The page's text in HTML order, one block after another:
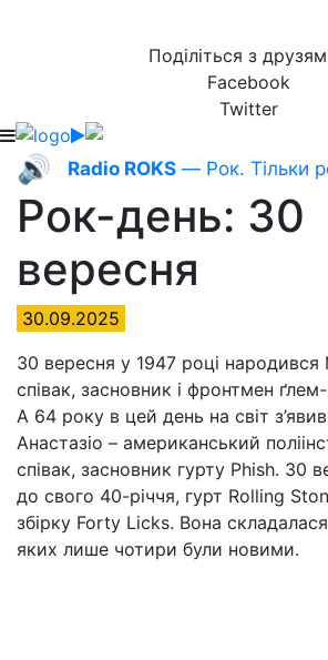
Поділіться з
Facebook
Twitter
🔊 Radio ROKS — Рок. Тільки
Рок-день: 30
вересня
30.09.2025
30 вересня у 1947 році
співак, засновник і фронтмен
А 64 року в цей день на світ
Анастазіо – американський
співак, засновник гурту Phish. 30
до свого 40-річчя, гурт Rolling
збірку Forty Licks. Вона складалася
яких лише чотири були новими.